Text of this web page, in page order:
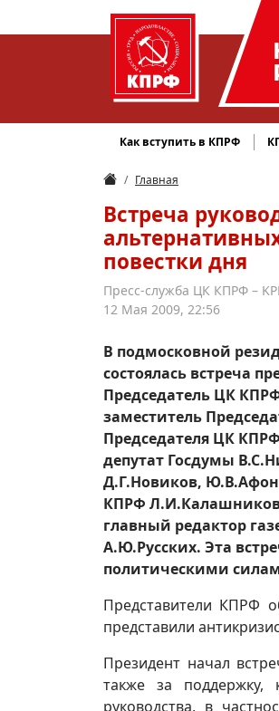
Как вступить в КПРФ
Главная
Встреча
повестки дня
Пресс-служба ЦК КПРФ –
12 Мая 2009, 22:56
В подмосковной
состоялась встреча
Председатель ЦК
заместитель
Председателя ЦК
депутат Госдумы
Д.Г.Новиков,
КПРФ Л.И.Калашников
главный редактор
А.Ю.Русских. Эта
политическими
Представители КПРФ
представили
Президент начал
также за поддержку,
руководства, в